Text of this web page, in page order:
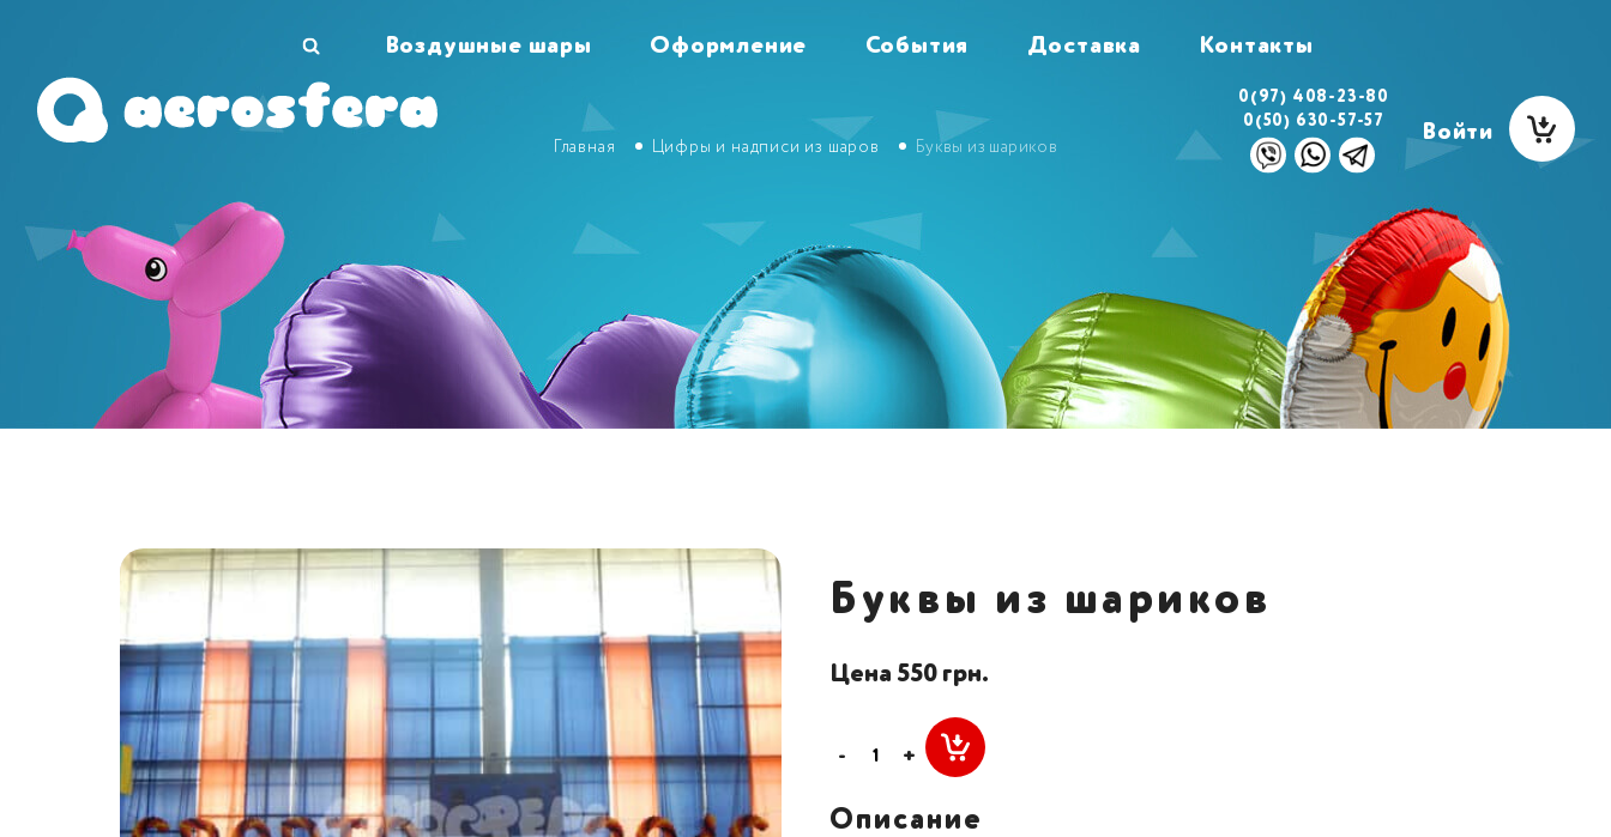
Воздушные шары Оформление События Доставка Контакты
0(97) 408-23-80
0(50) 630-57-57
Войти
Главная Цифры и надписи из шаров Буквы из шариков
Буквы из шариков
Цена 550 грн.
- +
Описание